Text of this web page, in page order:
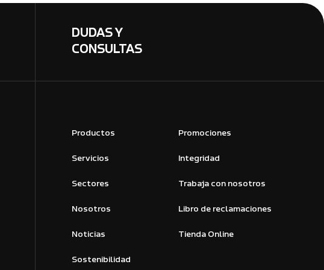
DUDAS Y
CONSULTAS
Productos
Servicios
Sectores
Nosotros
Noticias
Sostenibilidad
Promociones
Integridad
Trabaja con nosotros
Libro de reclamaciones
Tienda Online